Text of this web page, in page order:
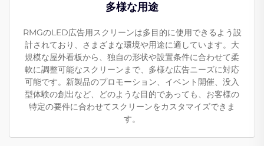
多様な用途
RMGのLED広告用スクリーンは多目的に使用できるよう設
計されており、さまざまな環境や用途に適しています。大
規模な屋外看板から、独自の形状や設置条件に合わせて柔
軟に調整可能なスクリーンまで、多様な広告ニーズに対応
可能です。新製品のプロモーション、イベント開催、没入
型体験の創出など、どのような目的であっても、お客様の
特定の要件に合わせてスクリーンをカスタマイズできま
す。